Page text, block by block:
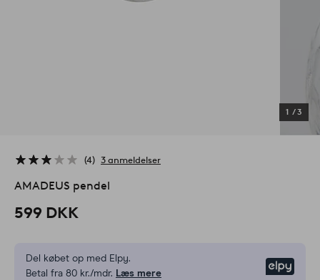
1 /3
4 3 anmeldelser
AMADEUS pendel
599 DKK
Del købet op med Elpy.
Betal fra 80 kr./mdr. Læs mere